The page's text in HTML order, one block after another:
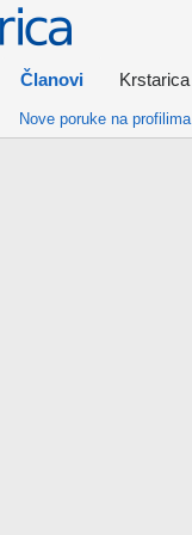
Članovi Krstarica
Nove poruke na profilima